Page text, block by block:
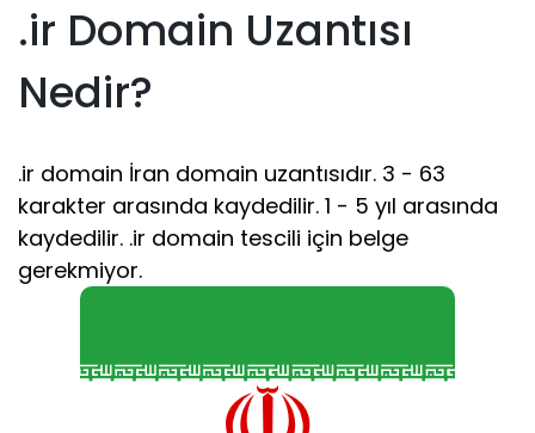
.ir Domain Uzantısı
Nedir?
.ir domain İran domain uzantısıdır. 3 - 63
karakter arasında kaydedilir. 1 - 5 yıl arasında
kaydedilir. .ir domain tescili için belge
gerekmiyor.